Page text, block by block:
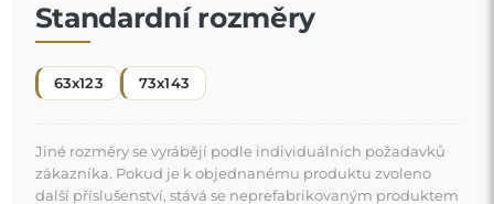
Standardní rozměry
63x123 73x143
Jiné rozměry se vyrábějí podle individuálních požadavků
zákazníka. Pokud je k objednanému produktu zvoleno
další příslušenství, stává se neprefabrikovaným produktem